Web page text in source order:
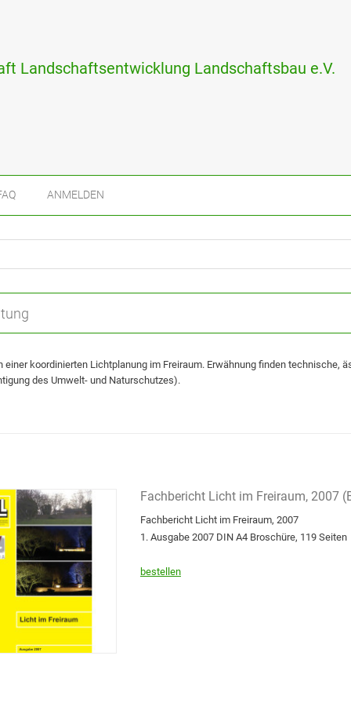
Landschaftsentwicklung Landschaftsbau e.V.
ANMELDEN
einer koordinierten Lichtplanung im Freiraum. Erwähnung finden
des Umwelt- und Naturschutzes).
Fachbericht Licht im Freiraum, 2007
Fachbericht Licht im Freiraum, 2007
1. Ausgabe 2007 DIN A4 Broschüre, 119 Seiten
bestellen